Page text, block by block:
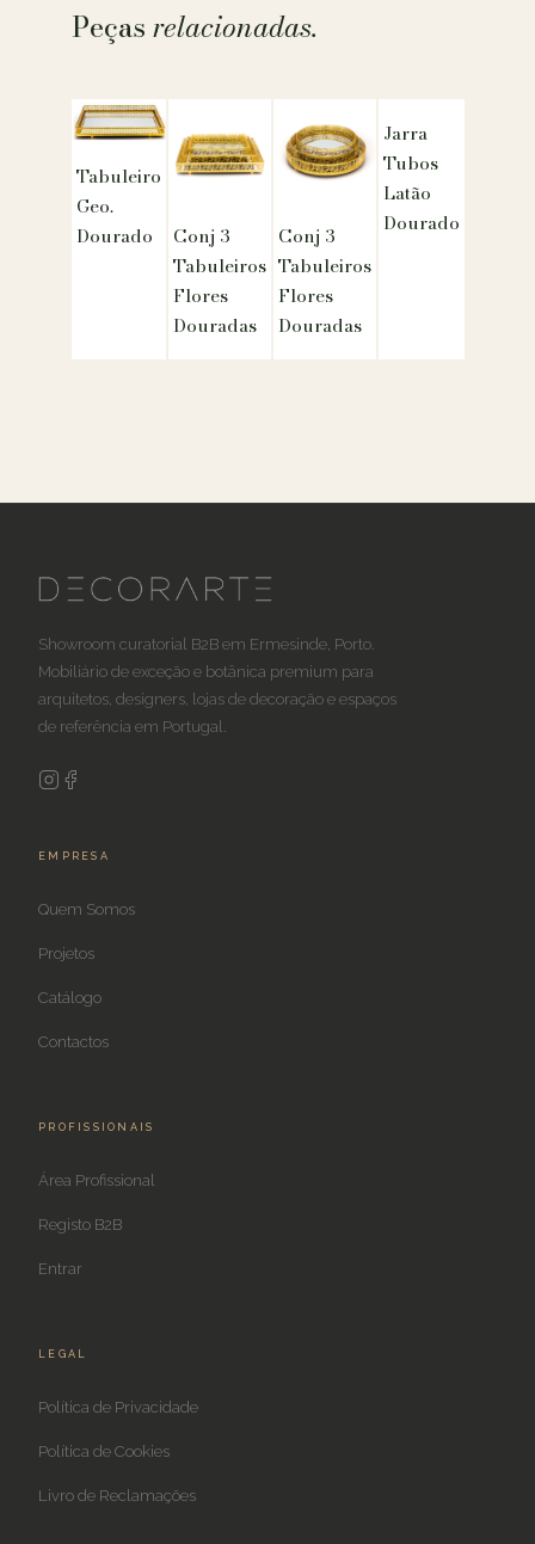
Peçasrelacionadas.
Tabuleiro
Geo.
Dourado
Conj 3
Tabuleiros
Flores
Douradas
Conj 3
Tabuleiros
Flores
Douradas
Jarra
Tubos
Latão
Dourado
Showroom curatorial B2B em Ermesinde, Porto.
Mobiliário de exceção e botânica premium para
arquitetos, designers, lojas de decoração e espaços
de referência em Portugal.
EMPRESA
Quem Somos
Projetos
Catálogo
Contactos
PROFISSIONAIS
Área Profissional
Registo B2B
Entrar
LEGAL
Política de Privacidade
Política de Cookies
Livro de Reclamações